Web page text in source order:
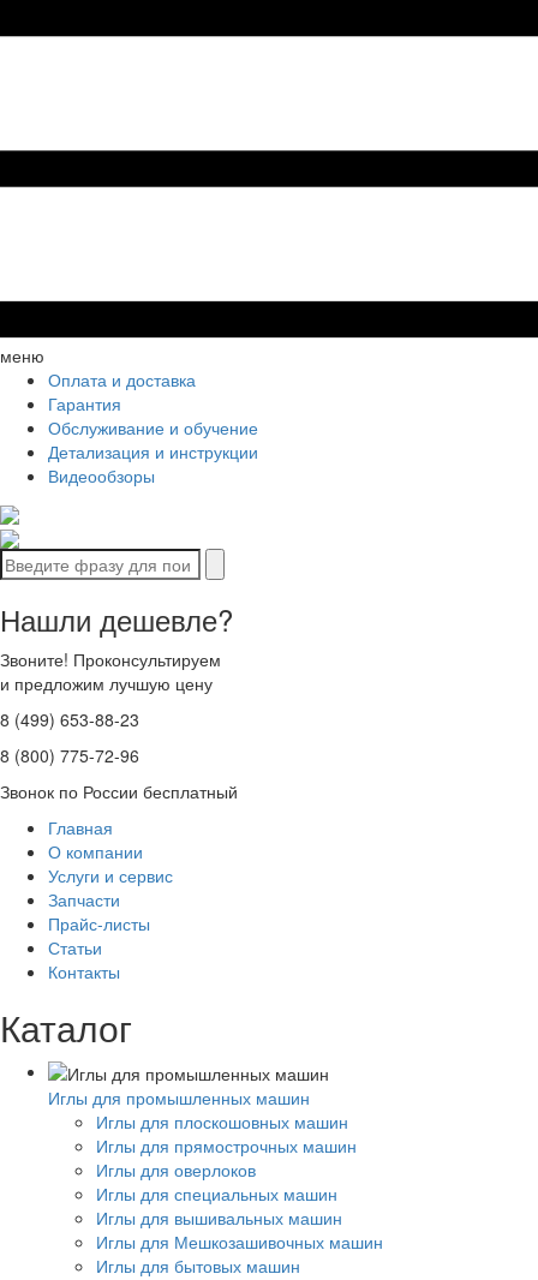
меню
Оплата и доставка
Гарантия
Обслуживание и обучение
Детализация и инструкции
Видеообзоры
Нашли дешевле?
Звоните! Проконсультируем
и предложим лучшую цену
8 (499) 653-88-23
8 (800) 775-72-96
Звонок по России бесплатный
Главная
О компании
Услуги и сервис
Запчасти
Прайс-листы
Статьи
Контакты
Каталог
Иглы для промышленных машин
Иглы для плоскошовных машин
Иглы для прямострочных машин
Иглы для оверлоков
Иглы для специальных машин
Иглы для вышивальных машин
Иглы для Мешкозашивочных машин
Иглы для бытовых машин